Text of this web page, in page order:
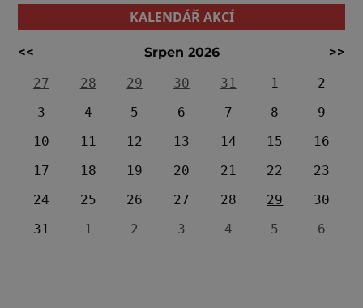
KALENDÁŘ AKCÍ
<< Srpen 2026
>>
27
28 29 30 31 1
2
3
4 5 6 7 8
9
10
11 12 13 14 15
16
17
18 19 20 21 22
23
24
25 26 27 28 29
30
31
1 2 3 4 5 6